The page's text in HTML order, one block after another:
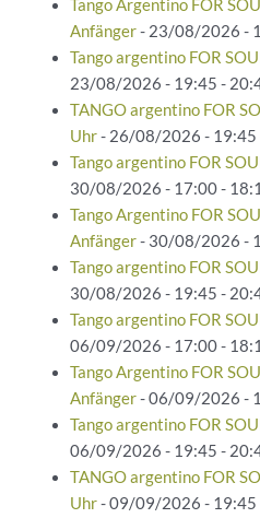
Tango Argentino FOR
Anfänger- 23/08/2026 -
Tango argentino FOR
23/08/2026 - 19:45 -
TANGO argentino FOR
Uhr- 26/08/2026 - 19:45
Tango argentino FOR
30/08/2026 - 17:00 -
Tango Argentino FOR
Anfänger- 30/08/2026 -
Tango argentino FOR
30/08/2026 - 19:45 -
Tango argentino FOR
06/09/2026 - 17:00 -
Tango Argentino FOR
Anfänger- 06/09/2026 -
Tango argentino FOR
06/09/2026 - 19:45 -
TANGO argentino FOR
Uhr- 09/09/2026 - 19:45